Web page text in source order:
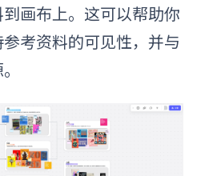
画布上。这可以帮助你
考资料的可见性，并与